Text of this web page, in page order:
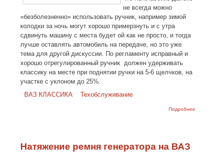
не всегда можно
«безболезненно» использовать ручник, например зимой
колодки за ночь могут хорошо примерзнуть и с утра
сдвинуть машину с места будет ой как не просто, и тогда
лучше оставлять автомобиль на передаче, но это уже
тема для другой дискуссии. По регламенту исправный и
хорошо отрегулированный ручник должен удерживать
классику на месте при поднятии ручки на 5-6 щелчков, на
участке с уклоном до 25%.
ВАЗ КЛАССИКА
Техобслуживание
Подробнее
Натяжение ремня генератора на ВАЗ